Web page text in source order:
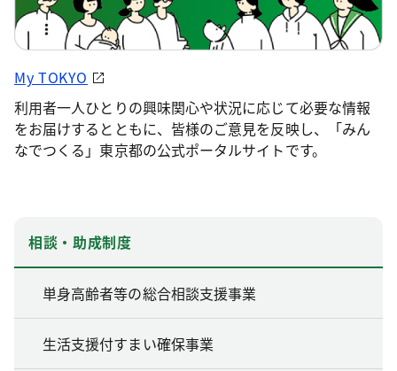
My TOKYO
利用者一人ひとりの興味関心や状況に応じて必要な情報
をお届けするとともに、皆様のご意見を反映し、「みん
なでつくる」東京都の公式ポータルサイトです。
相談・助成制度
単身高齢者等の総合相談支援事業
生活支援付すまい確保事業